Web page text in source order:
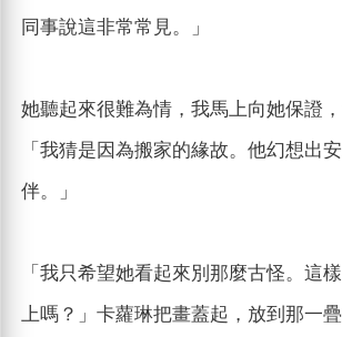
同事說這非常常見。」
她聽起來很難為情，我馬上向她保證，
「我猜是因為搬家的緣故。他幻想出
伴。」
「我只希望她看起來別那麼古怪。這
上嗎？」卡蘿琳把畫蓋起，放到那一